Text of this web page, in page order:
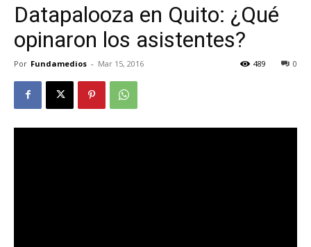
Datapalooza en Quito: ¿Qué
opinaron los asistentes?
Por Fundamedios - Mar 15, 2016 0
489